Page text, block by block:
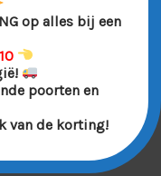
op alles bij een
poorten en
van de korting!